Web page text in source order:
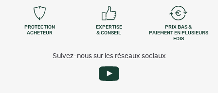
PROTECTION
ACHETEUR
EXPERTISE
& CONSEIL
PRIX BAS &
PAIEMENT EN PLUSIEURS
FOIS
Suivez-nous sur les réseaux sociaux